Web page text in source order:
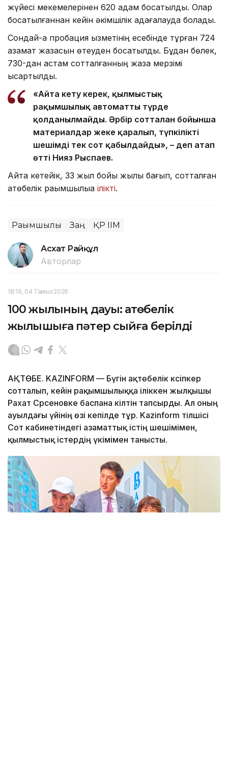
жүйесі мекемелерінен 620 адам босатылды. Олар
босатылғаннан кейін әкімшілік қадағалауда болады.
Сондай-ақ пробация қызметінің есебінде тұрған 724
азамат жазасын өтеуден босатылды. Бұдан бөлек,
730-дан астам сотталғанның жаза мерзімі
қысқартылды.
«Айта кету керек, қылмыстық
рақымшылық автоматты түрде
қолданылмайды. Әрбір сотталған бойынша
материалдар жеке қаралып, түпкілікті
шешімді тек сот қабылдайды», – деп атап
өтті Нияз Рыспаев.
Айта кетейік, 33 жыл бойы жылқы бағып, сотталған
ақтөбелік рақымшылыққа ілікті.
Рақымшылық Заң ҚР ІІМ
Асхат Райқұл
Авторлар
18:19, 04 Тамыз 2026
100 жылқының дауы: ақтөбелік
жылқышыға пәтер сыйға берілді
АҚТӨБЕ. KAZINFORM — Бүгін ақтөбелік кәсіпкер
сотталып, кейін рақымшылыққа іліккен жылқышы
Рахат Сәрсеновке баспана кілтін тапсырды. Ал оның
ауылдағы үйінің өзі кепілде тұр. Kazinform тілшісі
Сот кабинетіндегі азаматтық істің шешімімен,
қылмыстық істердің үкімімен танысты.